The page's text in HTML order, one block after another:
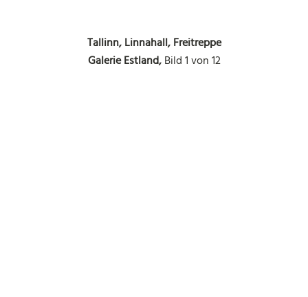
Tallinn, Linnahall, Freitreppe
Galerie Estland, Bild 1 von 12